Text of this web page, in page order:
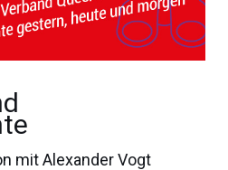
mit Alexander Vogt